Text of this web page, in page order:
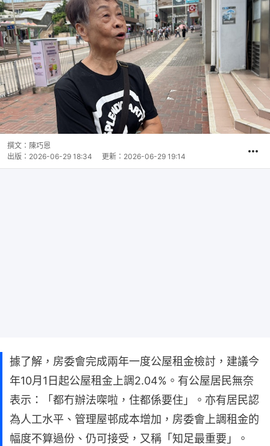
撰文： 陳巧恩
出版： 2026-06-29 18:34 更新： 2026-06-29 19:14
據了解，房委會完成兩年一度公屋租金檢討，建議今
年10月1日起公屋租金上調2.04%。有公屋居民無奈
表示：「都冇辦法㗎啦，住都係要住」。亦有居民認
為人工水平、管理屋邨成本增加，房委會上調租金的
幅度不算過份、仍可接受，又稱「知足最重要」。